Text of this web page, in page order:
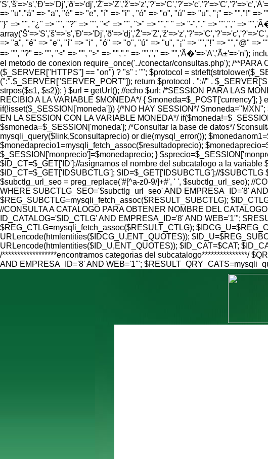
=> "u","á" => "a", "é" => "e", "í" => "i" , "ó" => "o", "ú" => "u", "¡" => "","!"
"}" => "", "¿" => "", "?" => "", "<" => "", ">" => ""," " => "-","." => "","," =>
=> "a", "é" => "e", "í" => "i" , "ó" => "o", "ú" => "u", "¡" => "","!" => "","@"
=> "", "?" => "", "<" => "", ">" => "","." => "","," => "",'Ã�'=>'A','Ã±'=>'n');
el metodo de conexion require_once('../conectar/consultas.php'); /
($_SERVER["HTTPS"] == "on") ? "s" : ""; $protocol =
(":".$_SERVER["SERVER_PORT"]); return $protocol . "://" .
strpos($s1, $s2)); } $url = getUrl(); //echo $url; /*SESSION PARA LAS
RECIBIO A LA VARIABLE $MONEDA*/ { $moneda=$_POST['currency'];
if(!isset($_SESSION['moneda'])) {/*NO HAY SESSION*/
EN LA SESSION CON LA VARIABLE MONEDA*/
$smoneda=$_SESSION['moneda']; /*Consultar la base de datos*/
mysqli_query($link,$consultaprecio) or die(mysql_error());
$monedaprecio1=mysqli_fetch_assoc($resultadoprecio);
$_SESSION['monprecio']=$monedaprecio; }
$ID_CT=$_GET['ID'];//asignamos el nombre del subcatalogo a la
$ID_CT=$_GET['IDSUBCTLG']; $ID=$_GET['IDSUBCTLG'];//
$subctlg_url_seo = preg_replace('#[^a-z0-9/]+#', ' ', $subctlg_url_seo); //
WHERE SUBCTLG_SEO='$subctlg_url_seo' AND EMPRESA_ID='8'
$REG_SUBCTLG=mysqli_fetch_assoc($RESULT_SUBCTLG);
//CONSULTA A CATALOGO PARA OBTENER NOMBRE DEL
ID_CATALOG='$ID_CTLG' AND EMPRESA_ID='8' AND WEB='1'";
$REG_CTLG=mysqli_fetch_assoc($RESULT_CTLG);
URLencode(htmlentities($IDCG_U,ENT_QUOTES));
URLencode(htmlentities($ID_U,ENT_QUOTES)); $ID_CAT=$CAT;
/******************encontramos categorias del subcatalogo***************/
AND EMPRESA_ID='8' AND WEB='1'";